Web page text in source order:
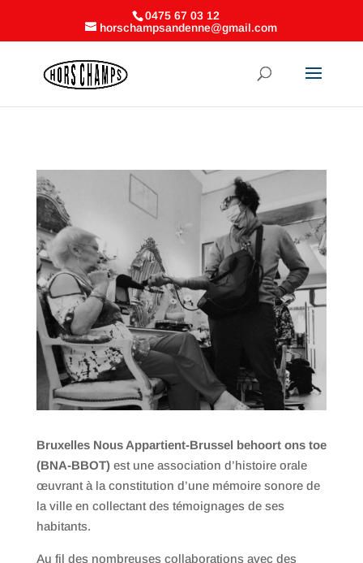
0475 67 03 12
horschampsandenne@gmail.com
Bruxelles Nous Appartient-Brussel behoort ons toe
(BNA-BBOT)est une association d’histoire orale
œuvrant à la constitution d’une mémoire sonore de
la ville en collectant des témoignages de ses
habitants.
Au fil des nombreuses collaborations avec des